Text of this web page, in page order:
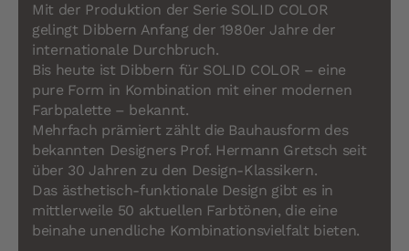
Mit der Produktion der Serie SOLID COLOR
gelingt Dibbern Anfang der 1980er Jahre der
internationale Durchbruch.
Bis heute ist Dibbern für SOLID COLOR – eine
pure Form in Kombination mit einer modernen
Farbpalette – bekannt.
Mehrfach prämiert zählt die Bauhausform des
bekannten Designers Prof. Hermann Gretsch seit
über 30 Jahren zu den Design-Klassikern.
Das ästhetisch-funktionale Design gibt es in
mittlerweile 50 aktuellen Farbtönen, die eine
beinahe unendliche Kombinationsvielfalt bieten.